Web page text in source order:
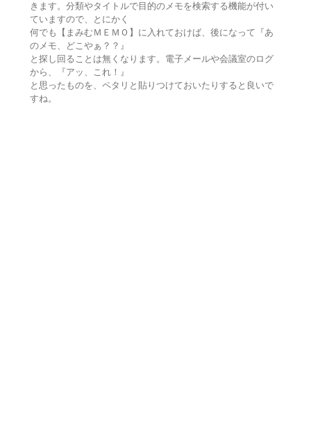
きます。分類やタイトルで目的のメモを検索する機能が付い
ていますので、とにかく
何でも【まみむＭＥＭＯ】に入れておけば、後になって『あ
のメモ、どこやぁ？？』
と探し回ることは無くなります。電子メールや会議室のログ
から、『アッ、これ！』
と思ったものを、ペタリと貼りつけておいたりすると良いで
すね。